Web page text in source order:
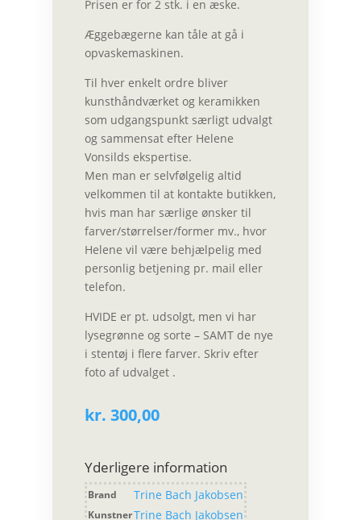
Prisen er for 2 stk. i en æske.
Æggebægerne kan tåle at gå i
opvaskemaskinen.
Til hver enkelt ordre bliver
kunsthåndværket og keramikken
som udgangspunkt særligt udvalgt
og sammensat efter Helene
Vonsilds ekspertise.
Men man er selvfølgelig altid
velkommen til at kontakte butikken,
hvis man har særlige ønsker til
farver/størrelser/former mv., hvor
Helene vil være behjælpelig med
personlig betjening pr. mail eller
telefon.
HVIDE er pt. udsolgt, men vi har
lysegrønne og sorte – SAMT de nye
i stentøj i flere farver. Skriv efter
foto af udvalget .
kr. 300,00
Yderligere information
Brand Trine Bach Jakobsen
KunstnerTrine Bach Jakobsen